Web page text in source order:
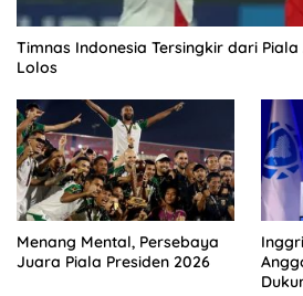
Timnas Indonesia Tersingkir dari Piala
Lolos
Menang Mental, Persebaya
Juara Piala Presiden 2026